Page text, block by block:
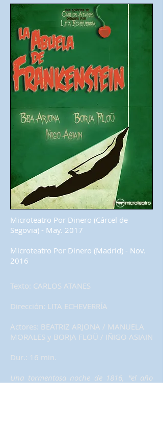
Microteatro Por Dinero (Cárcel de
Segovia) - May. 2017
Microteatro Por Dinero (Madrid) - Nov.
2016
Texto: CARLOS ATANES
Dirección: LITA ECHEVERRÍA
Actores: BEATRIZ ARJONA / MANUELA
MORALES y BORJA FLOÜ / IÑIGO ASIAIN
Dur.: 16 min.
Una tormentosa noche de 1816, "el año